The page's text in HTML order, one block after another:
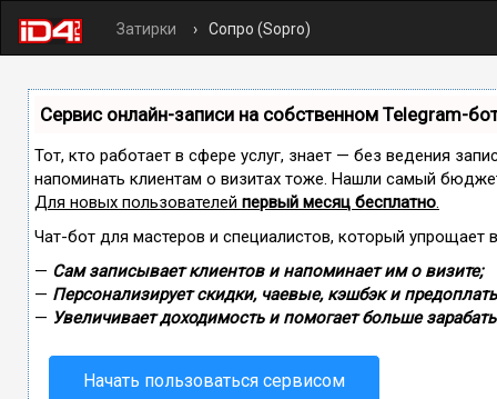
Затирки Сопро (Sopro)
Сервис онлайн-записи на собственном Telegram-
Тот, кто работает в сфере услуг, знает — без ведения
напоминать клиентам о визитах тоже. Нашли самый
Для новых пользователей первый месяц бесплатно.
Чат-бот для мастеров и специалистов, который упрощает
— Сам записывает клиентов и напоминает им о визите;
— Персонализирует скидки, чаевые, кэшбэк и
— Увеличивает доходимость и помогает больше
Начать пользоваться сервисом